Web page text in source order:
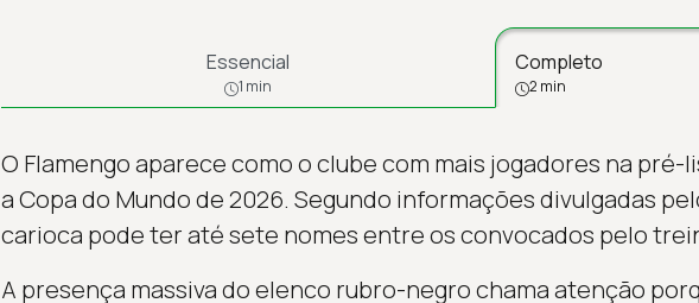
Essencial
1 min
Completo
2 min
O Flamengo aparece como o clube com mais jogadores na
a Copa do Mundo de 2026. Segundo informações divulgadas
carioca pode ter até sete nomes entre os convocados pelo
A presença massiva do elenco rubro-negro chama atenção